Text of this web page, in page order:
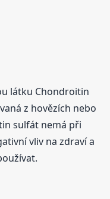
látku Chondroitin
z hovězích nebo
sulfát nemá při
vliv na zdraví a